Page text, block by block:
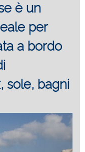
è un
per
a bordo
sole, bagni